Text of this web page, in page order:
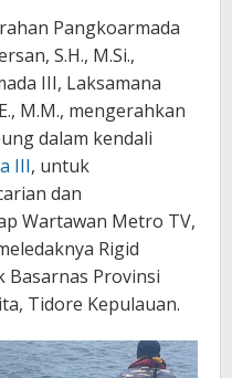
Pangkoarmada
S.H., M.Si.,
III, Laksamana
M.M., mengerahkan
dalam kendali
III, untuk
dan
Wartawan Metro TV,
Rigid
Basarnas Provinsi
Tidore Kepulauan.